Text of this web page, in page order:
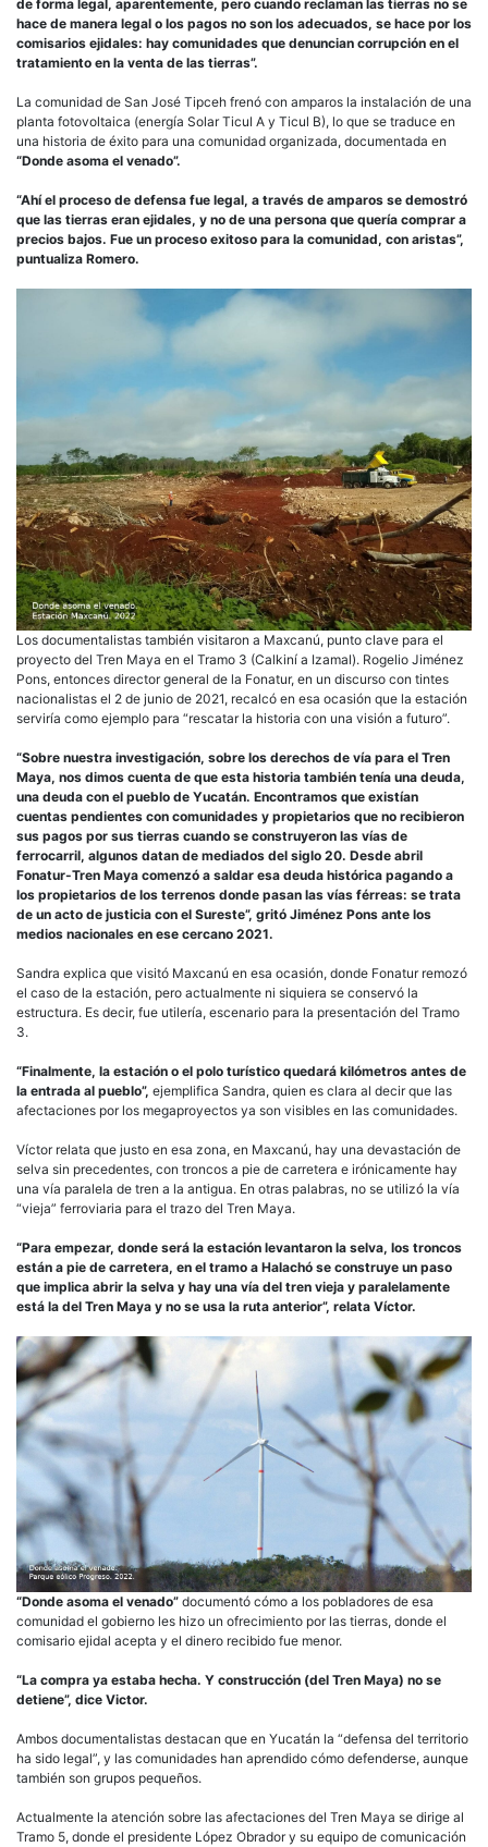
de forma legal, aparentemente, pero cuando reclaman las tierras no se
hace de manera legal o los pagos no son los adecuados, se hace por los
comisarios ejidales: hay comunidades que denuncian corrupción en el
tratamiento en la venta de las tierras”.
La comunidad de San José Tipceh frenó con amparos la instalación de una
planta fotovoltaica (energía Solar Ticul A y Ticul B), lo que se traduce en
una historia de éxito para una comunidad organizada, documentada en
“Donde asoma el venado”.
“Ahí el proceso de defensa fue legal, a través de amparos se demostró
que las tierras eran ejidales, y no de una persona que quería comprar a
precios bajos. Fue un proceso exitoso para la comunidad, con aristas”,
puntualiza Romero.
Los documentalistas también visitaron a Maxcanú, punto clave para el
proyecto del Tren Maya en el Tramo 3 (Calkiní a Izamal). Rogelio Jiménez
Pons, entonces director general de la Fonatur, en un discurso con tintes
nacionalistas el 2 de junio de 2021, recalcó en esa ocasión que la estación
serviría como ejemplo para “rescatar la historia con una visión a futuro”.
“Sobre nuestra investigación, sobre los derechos de vía para el Tren
Maya, nos dimos cuenta de que esta historia también tenía una deuda,
una deuda con el pueblo de Yucatán. Encontramos que existían
cuentas pendientes con comunidades y propietarios que no recibieron
sus pagos por sus tierras cuando se construyeron las vías de
ferrocarril, algunos datan de mediados del siglo 20. Desde abril
Fonatur-Tren Maya comenzó a saldar esa deuda histórica pagando a
los propietarios de los terrenos donde pasan las vías férreas: se trata
de un acto de justicia con el Sureste”, gritó Jiménez Pons ante los
medios nacionales en ese cercano 2021.
Sandra explica que visitó Maxcanú en esa ocasión, donde Fonatur remozó
el caso de la estación, pero actualmente ni siquiera se conservó la
estructura. Es decir, fue utilería, escenario para la presentación del Tramo
3.
“Finalmente, la estación o el polo turístico quedará kilómetros antes de
la entrada al pueblo”, ejemplifica Sandra, quien es clara al decir que las
afectaciones por los megaproyectos ya son visibles en las comunidades.
Víctor relata que justo en esa zona, en Maxcanú, hay una devastación de
selva sin precedentes, con troncos a pie de carretera e irónicamente hay
una vía paralela de tren a la antigua. En otras palabras, no se utilizó la vía
“vieja” ferroviaria para el trazo del Tren Maya.
“Para empezar, donde será la estación levantaron la selva, los troncos
están a pie de carretera, en el tramo a Halachó se construye un paso
que implica abrir la selva y hay una vía del tren vieja y paralelamente
está la del Tren Maya y no se usa la ruta anterior”, relata Víctor.
“Donde asoma el venado” documentó cómo a los pobladores de esa
comunidad el gobierno les hizo un ofrecimiento por las tierras, donde el
comisario ejidal acepta y el dinero recibido fue menor.
“La compra ya estaba hecha. Y construcción (del Tren Maya) no se
detiene”, dice Victor.
Ambos documentalistas destacan que en Yucatán la “defensa del territorio
ha sido legal”, y las comunidades han aprendido cómo defenderse, aunque
también son grupos pequeños.
Actualmente la atención sobre las afectaciones del Tren Maya se dirige al
Tramo 5, donde el presidente López Obrador y su equipo de comunicación